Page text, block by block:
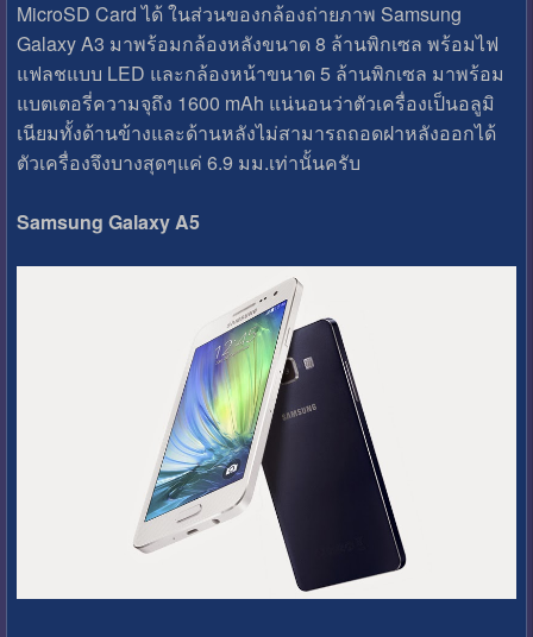
MicroSD Card ได้ ในส่วนของกล้องถ่ายภาพ Samsung
Galaxy A3 มาพร้อมกล้องหลังขนาด 8 ล้านพิกเซล พร้อมไฟ
แฟลชแบบ LED และกล้องหน้าขนาด 5 ล้านพิกเซล มาพร้อม
แบตเตอรี่ความจุถึง 1600 mAh แน่นอนว่าตัวเครื่องเป็นอลูมิ
เนียมทั้งด้านข้างและด้านหลังไม่สามารถถอดฝาหลังออกได้
ตัวเครื่องจึงบางสุดๆแค่ 6.9 มม.เท่านั้นครับ
Samsung Galaxy A5